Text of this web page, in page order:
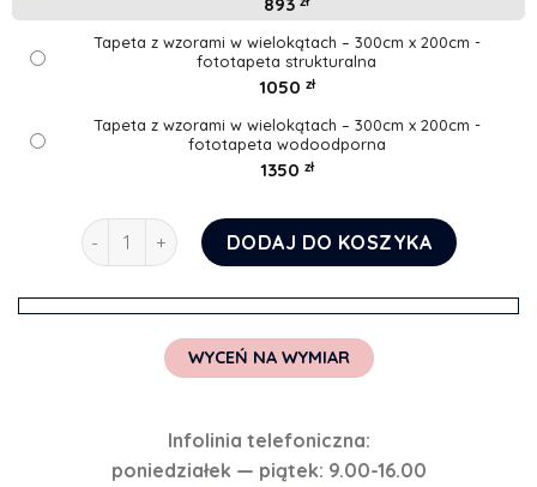
Tapeta z wzorami w wielokątach – 300cm x 200cm -
fototapeta strukturalna
1050 zł
Tapeta z wzorami w wielokątach – 300cm x 200cm -
fototapeta wodoodporna
1350 zł
ilość Tapeta z wzorami w wielokątach
DODAJ DO KOSZYKA
WYCEŃ NA WYMIAR
Infolinia telefoniczna:
poniedziałek — piątek: 9.00-16.00